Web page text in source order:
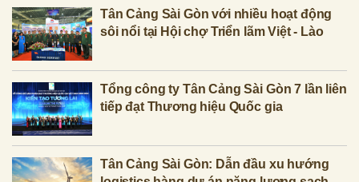
Tân Cảng Sài Gòn với nhiều hoạt động
sôi nổi tại Hội chợ Triển lãm Việt - Lào
Tổng công ty Tân Cảng Sài Gòn 7 lần liên
tiếp đạt Thương hiệu Quốc gia
Tân Cảng Sài Gòn: Dẫn đầu xu hướng